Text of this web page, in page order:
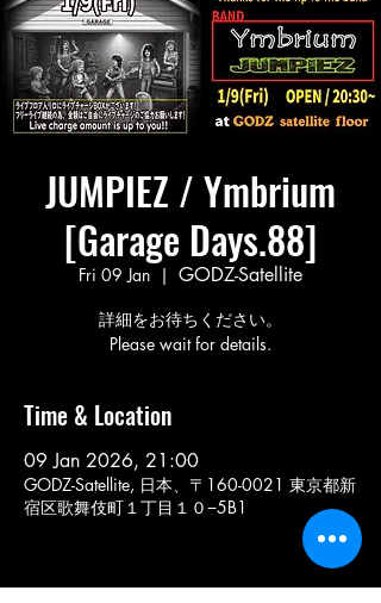
JUMPIEZ / Ymbrium
[Garage Days.88]
Fri 09 Jan
  |
GODZ-Satellite
詳細をお待ちください。
Please wait for details.
Time & Location
09 Jan 2026, 21:00
GODZ-Satellite, 日本、〒160-0021 東京都新
宿区歌舞伎町１丁目１０−5B1